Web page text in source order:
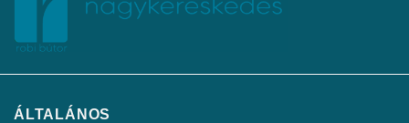
ÁLTALÁNOS